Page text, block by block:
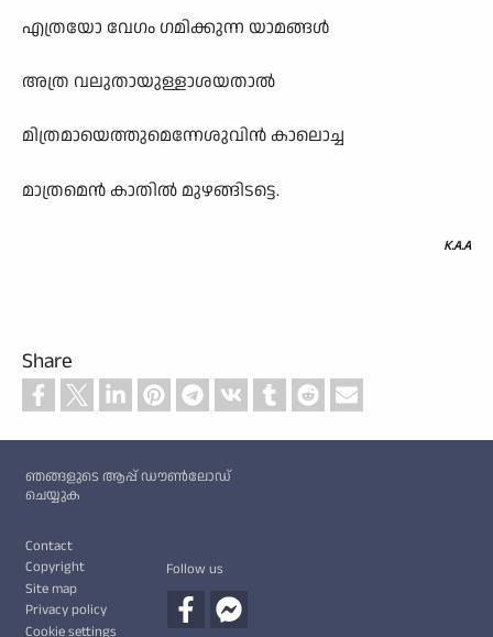
എത്രയോ വേഗം ഗമിക്കുന്ന യാമങ്ങൾ
അത്ര വലുതായുള്ളാശയതാൽ
മിത്രമായെത്തുമെന്നേശുവിൻ കാലൊച്ച
മാത്രമെൻ കാതിൽ മുഴങ്ങിടട്ടെ.
K.A.A
Share
ഞങ്ങളുടെ ആപ്പ് ഡൗൺലോഡ്
ചെയ്യുക
Contact
Copyright
Site map
Privacy policy
Cookie settings
Follow us